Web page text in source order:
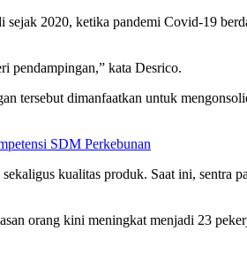
2020, ketika pandemi Covid-19
pendampingan,” kata Desrico.
tersebut dimanfaatkan untuk
SDM Perkebunan
kualitas produk. Saat ini, sentra
orang kini meningkat menjadi 23